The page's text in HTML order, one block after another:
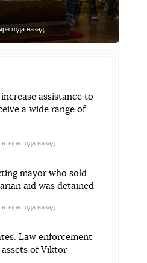
года назад
assistance to
a wide range of
года назад
mayor who sold
aid was detained
года назад
Law enforcement
of Viktor